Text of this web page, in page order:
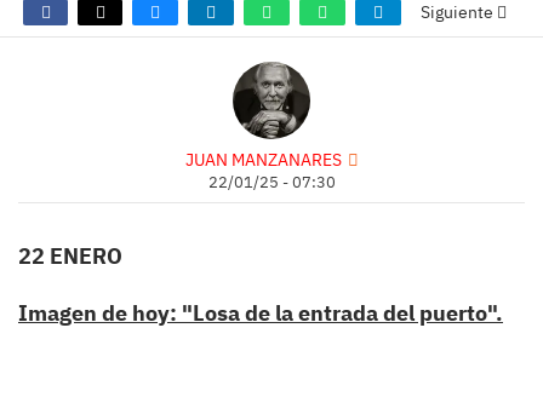
Siguiente
JUAN MANZANARES
22/01/25 - 07:30
22 ENERO
Imagen de hoy: "Losa de la entrada del puerto".